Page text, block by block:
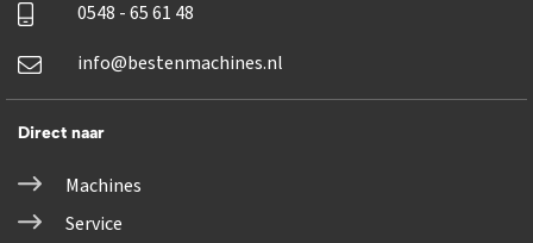
0548 - 65 61 48
info@bestenmachines.nl
Direct naar
Machines
Service